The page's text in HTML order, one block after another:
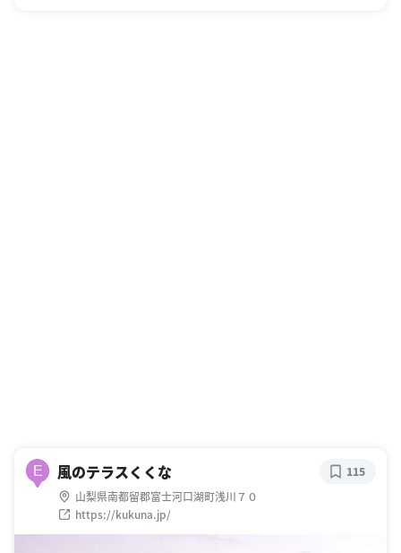
E 風のテラスくくな
山梨県南都留郡富士河口湖町浅川７０
https://kukuna.jp/
115